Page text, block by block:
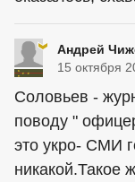
Андрей
15 октября
Соловьев -
поводу "
это укро- СМИ
никакой.Такое